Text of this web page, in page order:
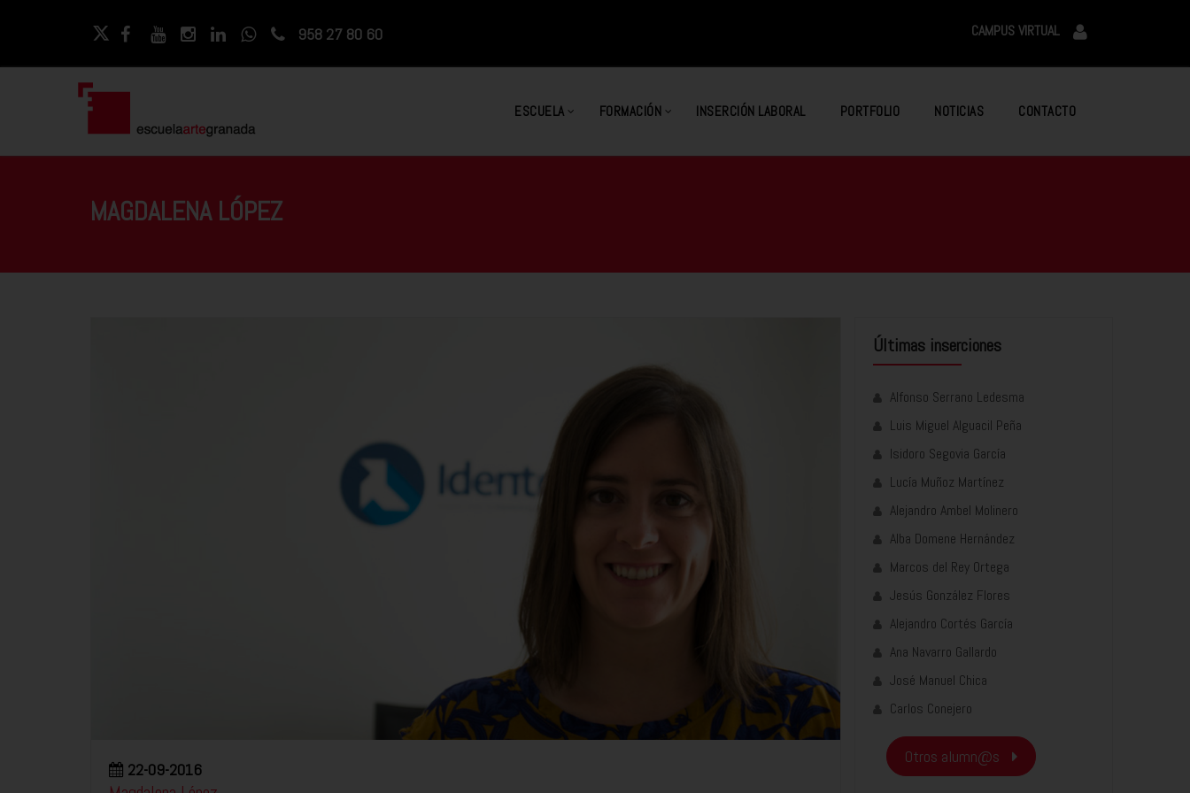
958 27 80 60 CAMPUS VIRTUAL
ESCUELA FORMACIÓN INSERCIÓN LABORAL PORTFOLIO NOTICIAS CONTACTO
MAGDALENA LÓPEZ
22-09-2016
Últimas inserciones
Alfonso Serrano Ledesma
Luis Miguel Alguacil Peña
Isidoro Segovia García
Lucía Muñoz Martínez
Alejandro Ambel Molinero
Alba Domene Hernández
Marcos del Rey Ortega
Jesús González Flores
Alejandro Cortés García
Ana Navarro Gallardo
José Manuel Chica
Carlos Conejero
Otros alumn@s